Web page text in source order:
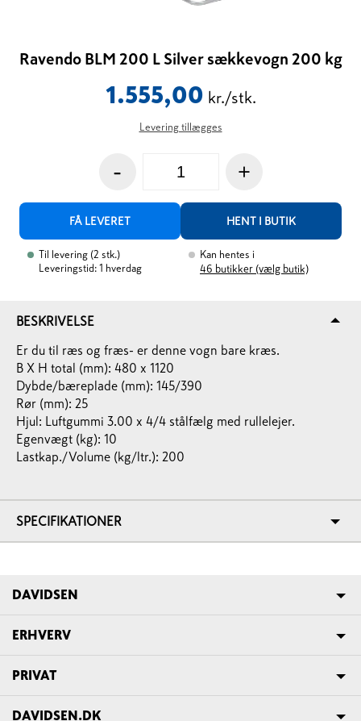
Ravendo BLM 200 L Silver sækkevogn 200 kg
1.555,00 kr./stk.
Levering tillægges
- +
FÅ LEVERET HENT I BUTIK
Til levering (2 stk.)
Leveringstid: 1 hverdag
Kan hentes i
46 butikker (vælg butik)
BESKRIVELSE
Er du til ræs og fræs- er denne vogn bare kræs.
B X H total (mm): 480 x 1120
Dybde/bæreplade (mm): 145/390
Rør (mm): 25
Hjul: Luftgummi 3.00 x 4/4 stålfælg med rullelejer.
Egenvægt (kg): 10
Lastkap./Volume (kg/ltr.): 200
SPECIFIKATIONER
DAVIDSEN
ERHVERV
PRIVAT
DAVIDSEN.DK